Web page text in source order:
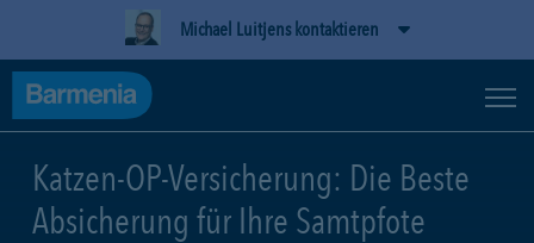
Michael Luitjens kontaktieren
Katzen-OP-Versicherung: Die Beste
Absicherung für Ihre Samtpfote